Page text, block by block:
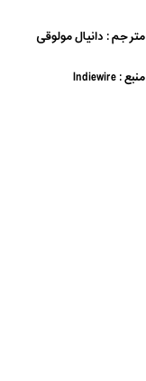
مترجم : دانیال مولوقی
منبع : Indiewire